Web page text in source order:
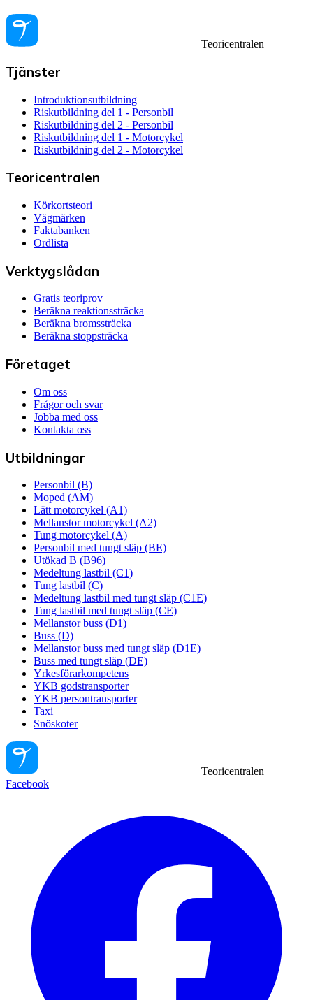
Teoricentralen
Tjänster
Introduktionsutbildning
Riskutbildning del 1 - Personbil
Riskutbildning del 2 - Personbil
Riskutbildning del 1 - Motorcykel
Riskutbildning del 2 - Motorcykel
Teoricentralen
Körkortsteori
Vägmärken
Faktabanken
Ordlista
Verktygslådan
Gratis teoriprov
Beräkna reaktionssträcka
Beräkna bromssträcka
Beräkna stoppsträcka
Företaget
Om oss
Frågor och svar
Jobba med oss
Kontakta oss
Utbildningar
Personbil (B)
Moped (AM)
Lätt motorcykel (A1)
Mellanstor motorcykel (A2)
Tung motorcykel (A)
Personbil med tungt släp (BE)
Utökad B (B96)
Medeltung lastbil (C1)
Tung lastbil (C)
Medeltung lastbil med tungt släp (C1E)
Tung lastbil med tungt släp (CE)
Mellanstor buss (D1)
Buss (D)
Mellanstor buss med tungt släp (D1E)
Buss med tungt släp (DE)
Yrkesförarkompetens
YKB godstransporter
YKB persontransporter
Taxi
Snöskoter
Teoricentralen
Facebook